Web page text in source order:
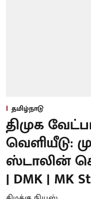
தமிழ்நாடு
திமுக
வெளியீடு:
ஸ்டாலின்
| DMK | MK